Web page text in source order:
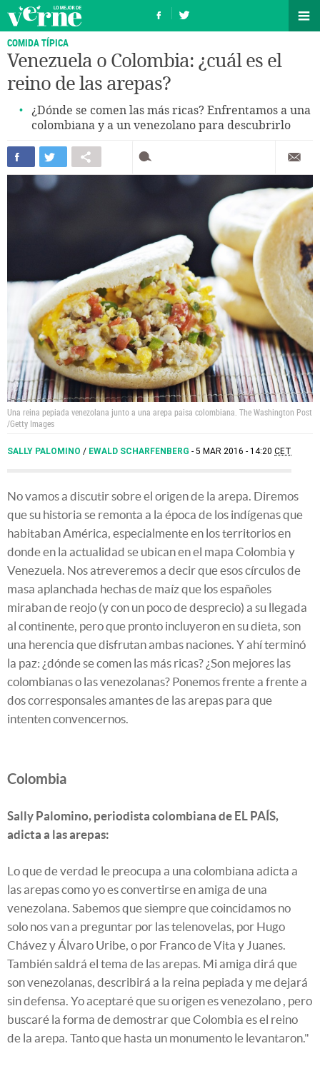
COMIDA TÍPICA
Venezuela o Colombia: ¿cuál es el
reino de las arepas?
¿Dónde se comen las más ricas? Enfrentamos a una
colombiana y a un venezolano para descubrirlo
Una reina pepiada venezolana junto a una arepa paisa colombiana. The Washington Post
/Getty Images
SALLY PALOMINO / EWALD SCHARFENBERG 5 MAR 2016 - 14:20 CET
No vamos a discutir sobre el origen de la arepa. Diremos
que su historia se remonta a la época de los indígenas que
habitaban América, especialmente en los territorios en
donde en la actualidad se ubican en el mapa Colombia y
Venezuela. Nos atreveremos a decir que esos círculos de
masa aplanchada hechas de maíz que los españoles
miraban de reojo (y con un poco de desprecio) a su llegada
al continente, pero que pronto incluyeron en su dieta, son
una herencia que disfrutan ambas naciones. Y ahí terminó
la paz: ¿dónde se comen las más ricas? ¿Son mejores las
colombianas o las venezolanas? Ponemos frente a frente a
dos corresponsales amantes de las arepas para que
intenten convencernos.
Colombia
Sally Palomino, periodista colombiana de EL PAÍS,
adicta a las arepas:
Lo que de verdad le preocupa a una colombiana adicta a
las arepas como yo es convertirse en amiga de una
venezolana. Sabemos que siempre que coincidamos no
solo nos van a preguntar por las telenovelas, por Hugo
Chávez y Álvaro Uribe, o por Franco de Vita y Juanes.
También saldrá el tema de las arepas. Mi amiga dirá que
son venezolanas, describirá a la reina pepiada y me dejará
sin defensa. Yo aceptaré que su origen es venezolano , pero
buscaré la forma de demostrar que Colombia es el reino
de la arepa. Tanto que hasta un monumento le levantaron."